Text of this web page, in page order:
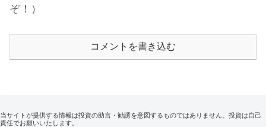
ぞ！）
コメントを書き込む
当サイトが提供する情報は投資の助言・勧誘を意図するものではありません。投資は自己
責任でお願いいたします。